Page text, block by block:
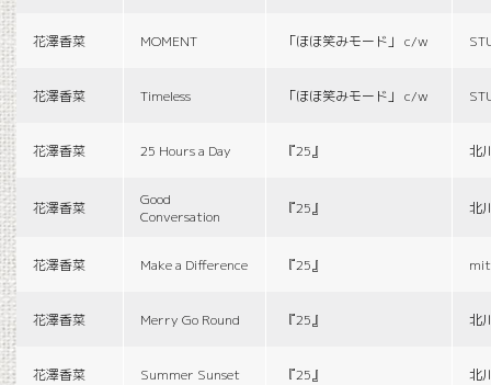
花澤香菜 MOMENT 「ほほ笑みモード」 c/w
花澤香菜 Timeless 「ほほ笑みモード」 c/w
花澤香菜 25 Hours a Day 『25』 北
花澤香菜
Good
Conversation
『25』 北
花澤香菜 Make a Difference 『25』
花澤香菜 Merry Go Round 『25』 北
花澤香菜 Summer Sunset 『25』 北